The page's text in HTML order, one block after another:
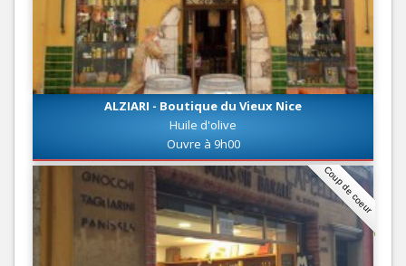
ALZIARI - Boutique du Vieux Nice
Huile d'olive
Ouvre à 9h00
Coup de coeur